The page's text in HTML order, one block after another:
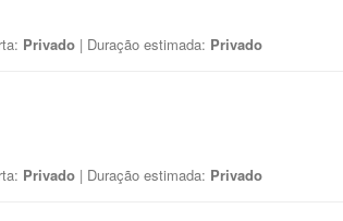
Privado | Duração estimada: Privado
Privado | Duração estimada: Privado